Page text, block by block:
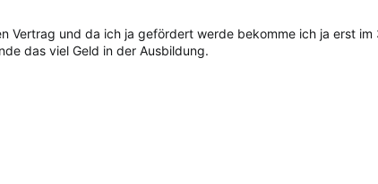
Vertrag und da ich ja gefördert werde bekomme ich ja erst
das viel Geld in der Ausbildung.